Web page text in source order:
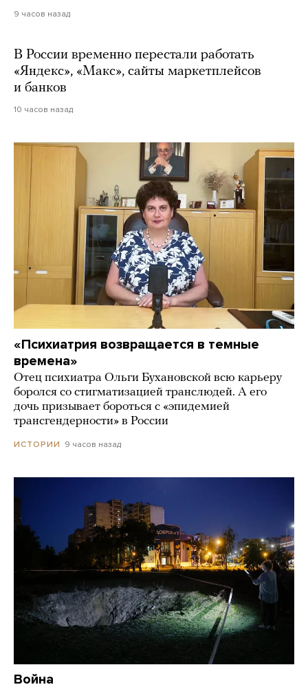
9 часов назад
В России временно перестали работать
«Яндекс», «Макс», сайты маркетплейсов
и банков
10 часов назад
«Психиатрия возвращается в темные
времена»
Отец психиатра Ольги Бухановской всю карьеру
боролся со стигматизацией транслюдей. А его
дочь призывает бороться с «эпидемией
трансгендерности» в России
ИСТОРИИ 9 часов назад
Война